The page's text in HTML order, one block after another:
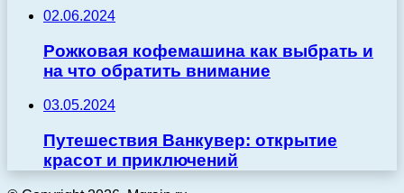
02.06.2024
Рожковая кофемашина как выбрать и
на что обратить внимание
03.05.2024
Путешествия Ванкувер: открытие
красот и приключений